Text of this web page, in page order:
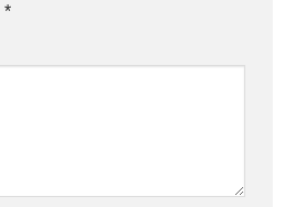
*